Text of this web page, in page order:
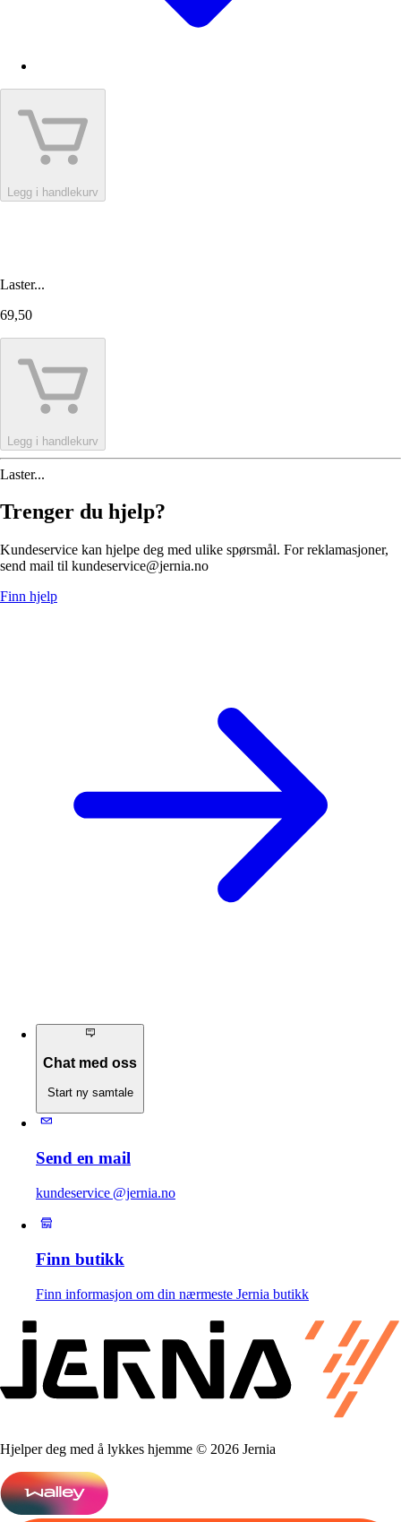
Legg i handlekurv
Laster...
69,50
Legg i handlekurv
Laster...
Trenger du hjelp?
Kundeservice kan hjelpe deg med ulike spørsmål. For reklamasjoner,
send mail til kundeservice@jernia.no
Finn hjelp
Chat med oss
Start ny samtale
Send en mail
kundeservice @jernia.no
Finn butikk
Finn informasjon om din nærmeste Jernia butikk
Hjelper deg med å lykkes hjemme © 2026 Jernia